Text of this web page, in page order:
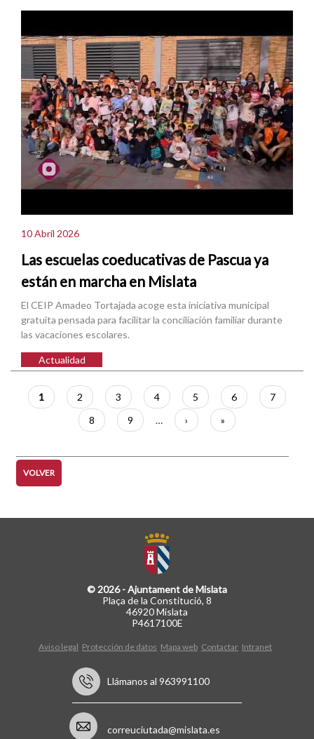
10 Abril 2026
Las escuelas coeducativas de Pascua ya
están en marcha en Mislata
El CEIP Amadeo Tortajada acoge esta iniciativa municipal
gratuita pensada para facilitar la conciliación familiar durante
las vacaciones escolares.
Actualidad
Paginación
Página
actual
1 Página
2 Página
3 Página
4 Página
5 Página
6 Página
7
Página
8 Página
9 …
Siguiente
página
›
Última
página
»
VOLVER
© 2026 - Ajuntament de Mislata
Plaça de la Constitució, 8
46920 Mislata
P4617100E
Aviso legal Protección de datos Mapa web Contactar Intranet
Llámanos al 963991100
correuciutada@mislata.es